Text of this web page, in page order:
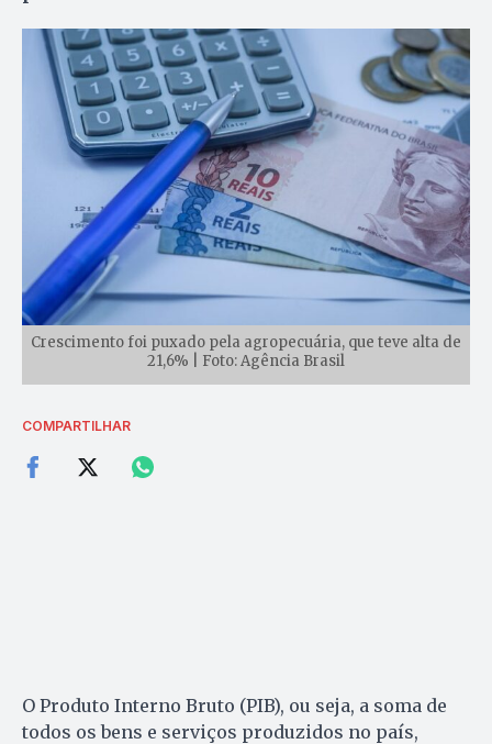
Crescimento foi puxado pela agropecuária, que teve alta de
21,6% | Foto: Agência Brasil
COMPARTILHAR
O Produto Interno Bruto (PIB), ou seja, a soma de
todos os bens e serviços produzidos no país,